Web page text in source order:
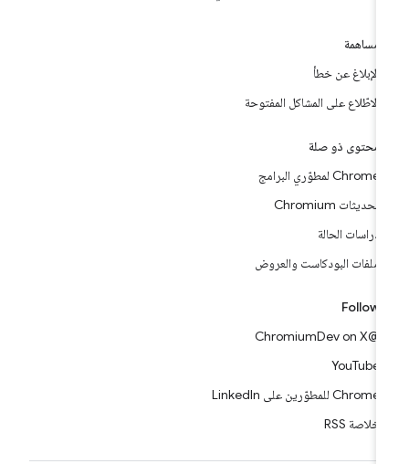
مساهمة
الإبلاغ عن خطأ
الاطّلاع على المشاكل المفتوحة
محتوى ذو صلة
Chrome لمطوّري البرامج
تحديثات Chromium
دراسات الحالة
ملفات البودكاست والعروض
Follow
YouTube
Chrome للمطوّرين على LinkedIn
خلاصة RSS